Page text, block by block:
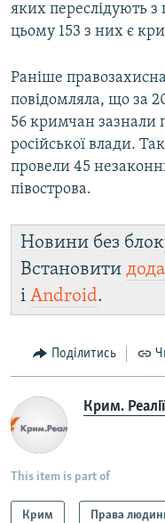
яких переслідують
цьому 153 з них є
Раніше
повідомляла, що за
56 кримчан зазнали
російської влади.
провели 45
півострова.
Новини без
Встановити
і Android.
Поділитись
Крим. Реалії
This item is part of
Крим Права